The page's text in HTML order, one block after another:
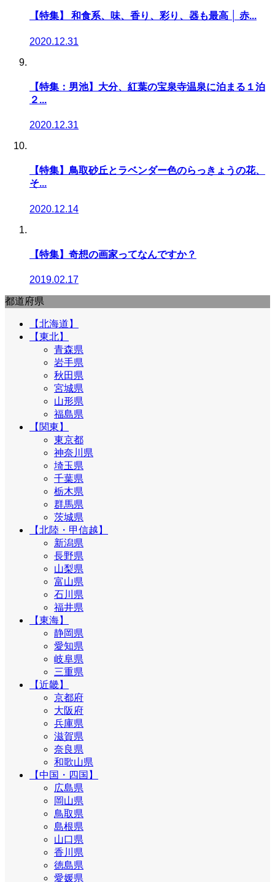
【特集】 和食系、味、香り、彩り、器も最高 │ 赤...
2020.12.31
【特集：男池】大分、紅葉の宝泉寺温泉に泊まる１泊
２...
2020.12.31
【特集】鳥取砂丘とラベンダー色のらっきょうの花、
そ...
2020.12.14
【特集】奇想の画家ってなんですか？
2019.02.17
都道府県
【北海道】
【東北】
青森県
岩手県
秋田県
宮城県
山形県
福島県
【関東】
東京都
神奈川県
埼玉県
千葉県
栃木県
群馬県
茨城県
【北陸・甲信越】
新潟県
長野県
山梨県
富山県
石川県
福井県
【東海】
静岡県
愛知県
岐阜県
三重県
【近畿】
京都府
大阪府
兵庫県
滋賀県
奈良県
和歌山県
【中国・四国】
広島県
岡山県
鳥取県
島根県
山口県
香川県
徳島県
愛媛県